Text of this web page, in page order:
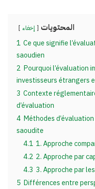
المحتويات إخفاء
1 Ce que signifie
saoudien
2 Pourquoi l’évaluation
investisseurs étrangers
3 Contexte
d’évaluation
4 Méthodes
saoudite
4.1 1. Approche
4.2 2. Approche par
4.3 3. Approche par
5 Différences entre